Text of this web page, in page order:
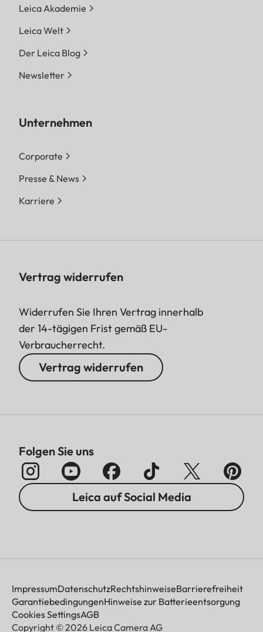
Leica Akademie
Leica Welt
Der Leica Blog
Newsletter
Unternehmen
Corporate
Presse & News
Karriere
Vertrag widerrufen
Widerrufen Sie Ihren Vertrag innerhalb
der 14-tägigen Frist gemäß EU-
Verbraucherrecht.
Vertrag widerrufen
Folgen Sie uns
Leica auf Social Media
ImpressumDatenschutzRechtshinweiseBarrierefreiheit
GarantiebedingungenHinweise zur Batterieentsorgung
Cookies SettingsAGB
Copyright © 2026 Leica Camera AG